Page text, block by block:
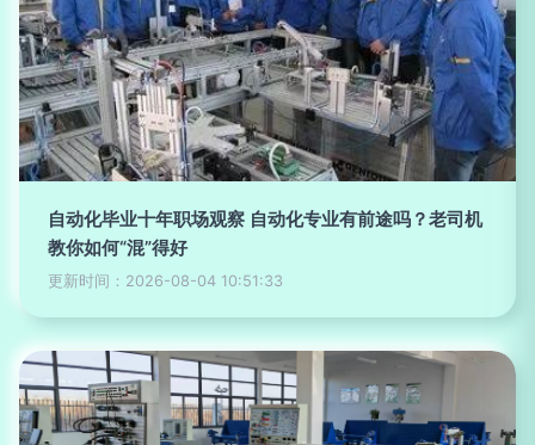
自动化毕业十年职场观察 自动化专业有前途吗？老司机
教你如何“混”得好
更新时间：2026-08-04 10:51:33